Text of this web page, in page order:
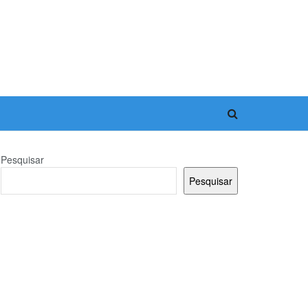
Pesquisar
Pesquisar